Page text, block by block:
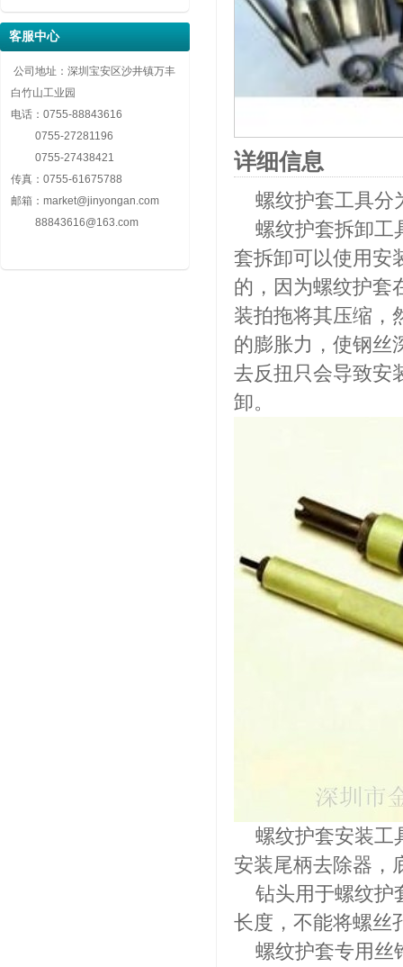
客服中心
公司地址：深圳宝安区沙井镇万丰
白竹山工业园
电话： 0755-88843616
0755-27281196
0755-27438421
传真： 0755-61675788
邮箱： market@jinyongan.com
88843616@163.com
详细信息
螺纹护套工具分
螺纹护套拆卸工
套拆卸可以使用安
的，因为螺纹护套
装拍拖将其压缩，
的膨胀力，使钢丝
去反扭只会导致安
卸。
螺纹护套安装工
安装尾柄去除器，
钻头用于螺纹护
长度，不能将螺丝
螺纹护套专用丝